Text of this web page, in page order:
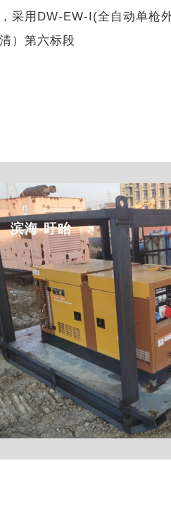
采用DW-EW-I(全自动单枪
）第六标段
滨海-盱眙